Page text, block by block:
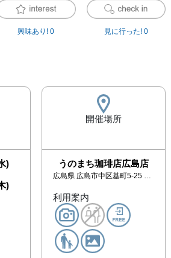
興味あり! 0 見に行った! 0
)
)
開催場所
うのまち珈琲店広島店
広島県 広島市中区基町5-25 シミントひろしま B棟2階
利用案内